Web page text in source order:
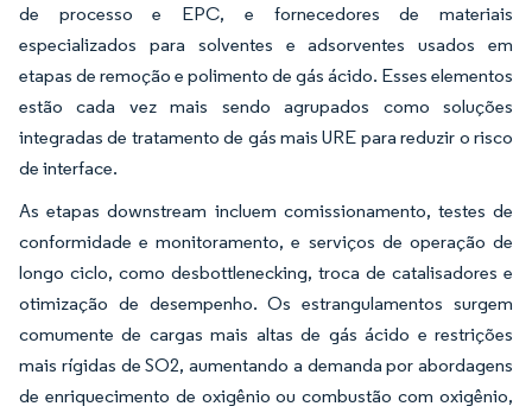
de processo e EPC, e fornecedores de materiais
especializados para solventes e adsorventes usados em
etapas de remoção e polimento de gás ácido. Esses elementos
estão cada vez mais sendo agrupados como soluções
integradas de tratamento de gás mais URE para reduzir o risco
de interface.
As etapas downstream incluem comissionamento, testes de
conformidade e monitoramento, e serviços de operação de
longo ciclo, como desbottlenecking, troca de catalisadores e
otimização de desempenho. Os estrangulamentos surgem
comumente de cargas mais altas de gás ácido e restrições
mais rígidas de SO2, aumentando a demanda por abordagens
de enriquecimento de oxigênio ou combustão com oxigênio,